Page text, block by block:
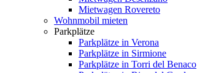
Mietwagen Rovereto
Wohnmobil mieten
Parkplätze
Parkplätze in Verona
Parkplätze in Sirmione
Parkplätze in Torri del Benaco